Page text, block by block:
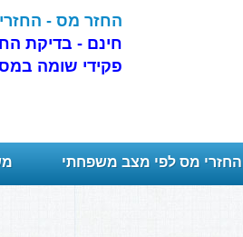
החזר מס -
חינם - בדיקת
פקידי שומה
החזרי מס לפי מצב משפחתי